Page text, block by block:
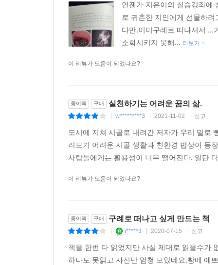
언젠가 지은이의 실습강좌에
로 귀촌한 지인에게 선물하
다만.이미구례로 떠나셔서 ...
소화시키지 못해... 더보기
이 리뷰가 도움이 되었나요?
종이책 구매 실천하기는 어려운 꿈의 삶.
w*********3 2021-11-02 신고
도시에 지쳐 시골로 내려간 저자가 우리 밀로
려보기 어려운 시골 생활과 친환경 밥상이 등
사람들에게는 활용성이 너무 떨어진다. 일단
이 리뷰가 도움이 되었나요?
종이책 구매 구례로 떠나고 싶게 만드는 책
i*****3 2020-07-15 신고
책을 한번 다 읽었지만 사실 제대로 읽을수가
하나도 못읽고 사진만 엄청 보았네요.빵에 예